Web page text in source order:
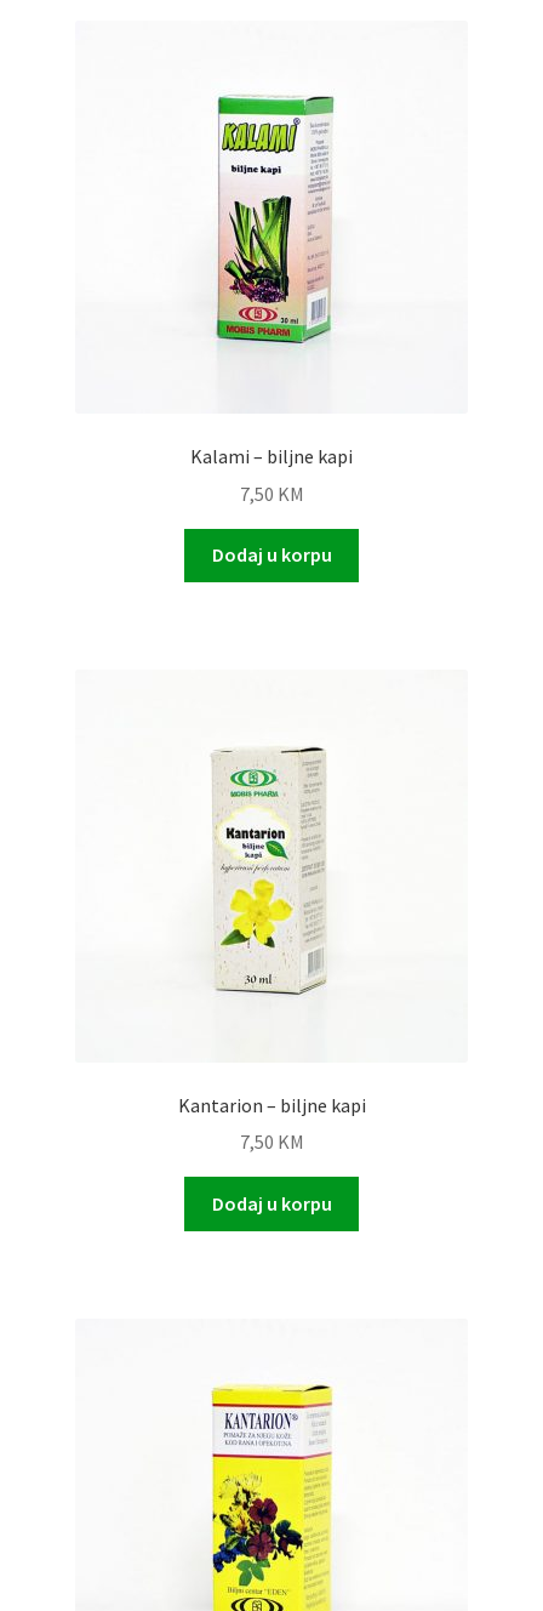
Kalami – biljne kapi
7,50 KM
Dodaj u korpu
Kantarion – biljne kapi
7,50 KM
Dodaj u korpu